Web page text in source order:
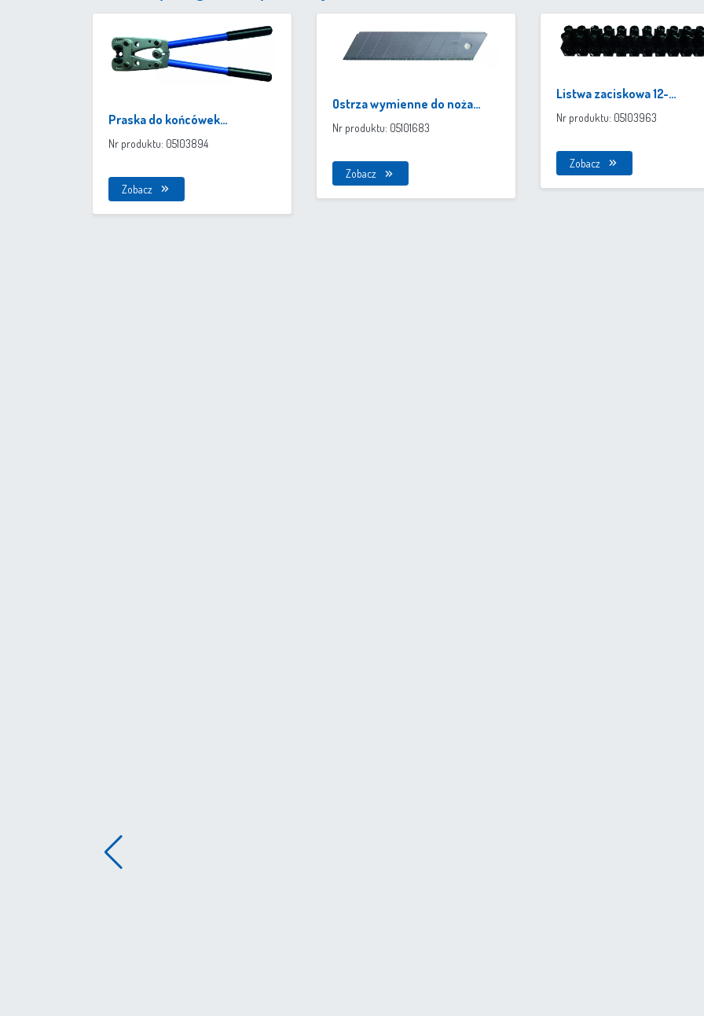
Praska do końcówek
oczkowych i złączek
niemiecki
Nr produktu: 05103894
Zobacz
Ostrza wymienne do noża
wysuwanego segmentowego
Nr produktu: 05101683
Zobacz
Listwa zaciskowa 12-
biegunowa (z podwójnymi
Nr produktu: 05103963
Zobacz